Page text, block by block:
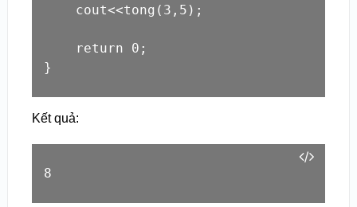
    cout<<tong(3,5);
    return 0;
}
Kết quả:
8